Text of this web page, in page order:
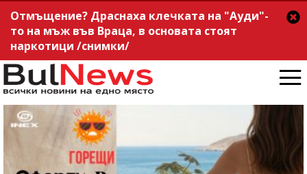
Отмъщение? Драснаха клечката на "Ауди"-
то на мъж във Враца, в основата стоят
наркотици /снимки/